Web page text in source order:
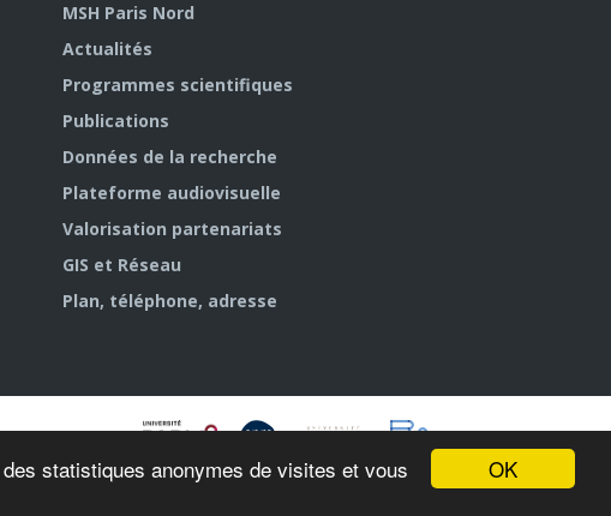
OK
statistiques anonymes de visites et vous
MSH Paris Nord
Actualités
Programmes scientifiques
Publications
Données de la recherche
Plateforme audiovisuelle
Valorisation partenariats
GIS et Réseau
Plan, téléphone, adresse